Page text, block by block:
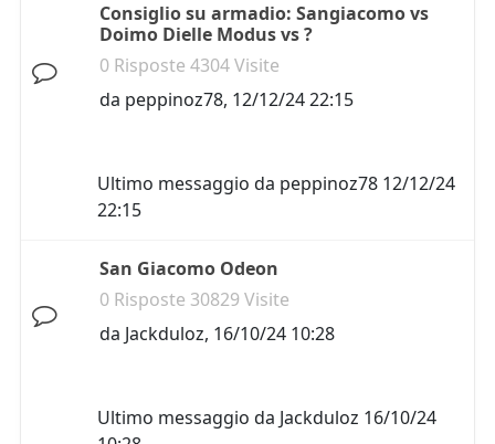
Consiglio su armadio: Sangiacomo vs
Doimo Dielle Modus vs ?
0 Risposte 4304 Visite
da peppinoz78, 12/12/24 22:15
Ultimo messaggio da peppinoz78 12/12/24
22:15
San Giacomo Odeon
0 Risposte 30829 Visite
da Jackduloz, 16/10/24 10:28
Ultimo messaggio da Jackduloz 16/10/24